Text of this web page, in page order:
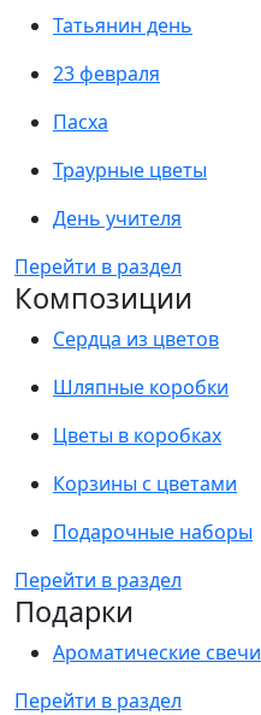
Татьянин день
23 февраля
Пасха
Траурные цветы
День учителя
Перейти в раздел
Композиции
Сердца из цветов
Шляпные коробки
Цветы в коробках
Корзины с цветами
Подарочные наборы
Перейти в раздел
Подарки
Ароматические свечи
Перейти в раздел